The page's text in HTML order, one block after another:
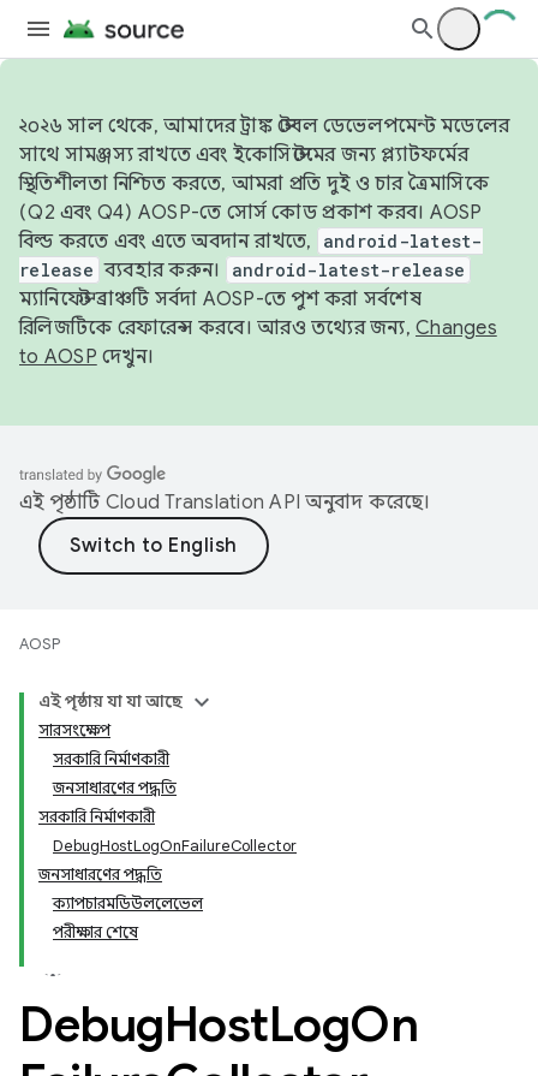
২০২৬ সাল থেকে, আমাদের ট্রাঙ্ক স্টেবল ডেভেলপমেন্ট মডেলের
সাথে সামঞ্জস্য রাখতে এবং ইকোসিস্টেমের জন্য প্ল্যাটফর্মের
স্থিতিশীলতা নিশ্চিত করতে, আমরা প্রতি দুই ও চার ত্রৈমাসিকে
(Q2 এবং Q4) AOSP-তে সোর্স কোড প্রকাশ করব। AOSP
বিল্ড করতে এবং এতে অবদান রাখতে,
android-latest-
release ব্যবহার করুন। android-latest-release
ম্যানিফেস্ট ব্রাঞ্চটি সর্বদা AOSP-তে পুশ করা সর্বশেষ
রিলিজটিকে রেফারেন্স করবে। আরও তথ্যের জন্য, Changes
to AOSP দেখুন।
এই পৃষ্ঠাটি Cloud Translation API অনুবাদ করেছে।
AOSP
এই পৃষ্ঠায় যা যা আছে
সারসংক্ষেপ
সরকারি নির্মাণকারী
জনসাধারণের পদ্ধতি
সরকারি নির্মাণকারী
DebugHostLogOnFailureCollector
জনসাধারণের পদ্ধতি
ক্যাপচারমডিউললেভেল
পরীক্ষার শেষে
DebugHostLogOn